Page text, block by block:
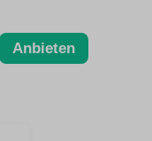
Anbieten